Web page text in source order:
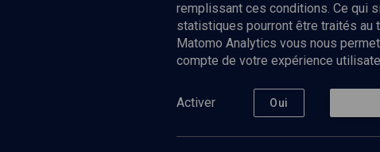
Nos Chaines
Culture
Limoud
remplissant ces conditions. Ce qui
statistiques pourront être traités au
Matomo Analytics vous nous
compte de votre expérience
Activer Oui